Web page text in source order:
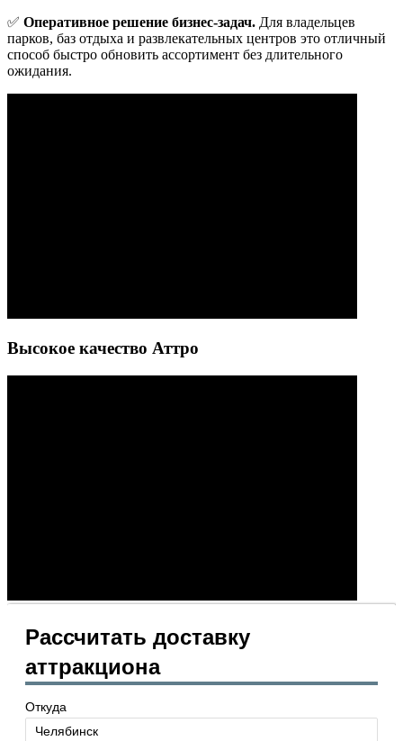
✅ Оперативное решение бизнес-задач. Для владельцев
парков, баз отдыха и развлекательных центров это отличный
способ быстро обновить ассортимент без длительного
ожидания.
Высокое качество Аттро
Рассчитать доставку
аттракциона
Откуда